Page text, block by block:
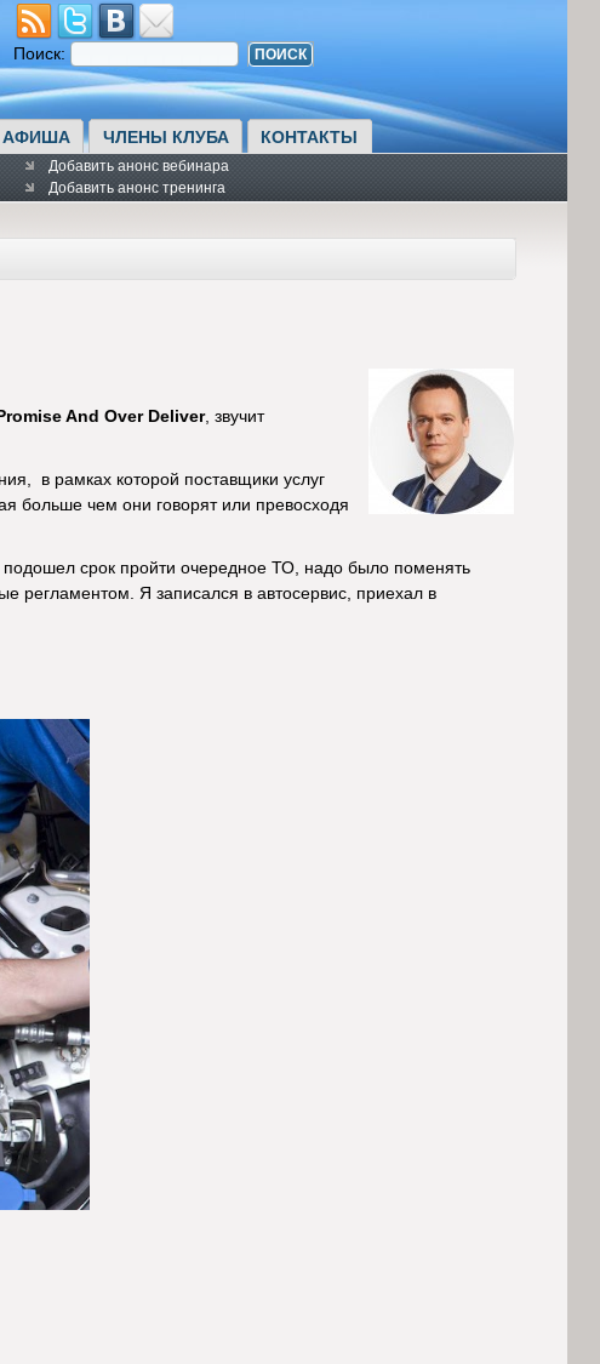
Поиск:
АФИША ЧЛЕНЫ КЛУБА КОНТАКТЫ
Добавить анонс вебинара
Добавить анонс тренинга
And Over Deliver, звучит
в рамках которой поставщики услуг
больше чем они говорят или превосходя
срок пройти очередное ТО, надо было поменять
регламентом. Я записался в автосервис, приехал в